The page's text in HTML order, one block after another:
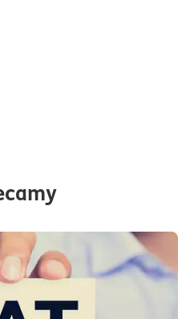
z tagiem:#podatki